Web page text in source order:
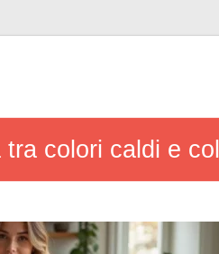
colori caldi e